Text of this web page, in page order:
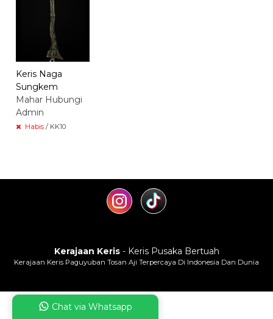
Keris Naga
Sungkem
Mahar Hubungi
Admin
Habis / KK10
Kerajaan Keris- Keris Pusaka Bertuah
Kerajaan Keris Paguyuban Tosan Aji Terpercaya Di Indonesia Dan Dunia
Chat via Whatsapp